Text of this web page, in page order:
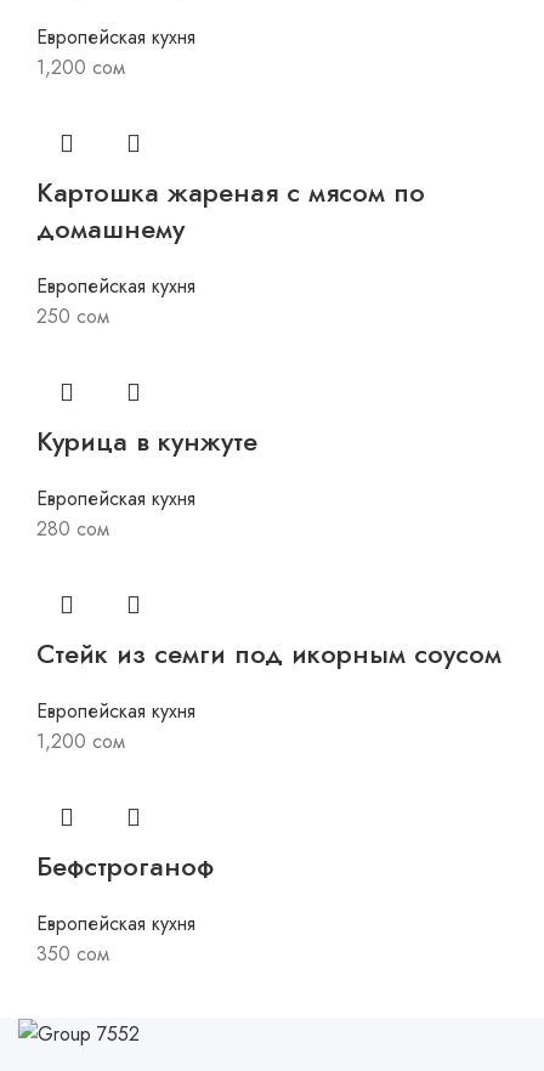
Европейская кухня
1,200 сом
Картошка жареная с мясом по
домашнему
Европейская кухня
250 сом
Курица в кунжуте
Европейская кухня
280 сом
Стейк из семги под икорным соусом
Европейская кухня
1,200 сом
Бефстроганоф
Европейская кухня
350 сом